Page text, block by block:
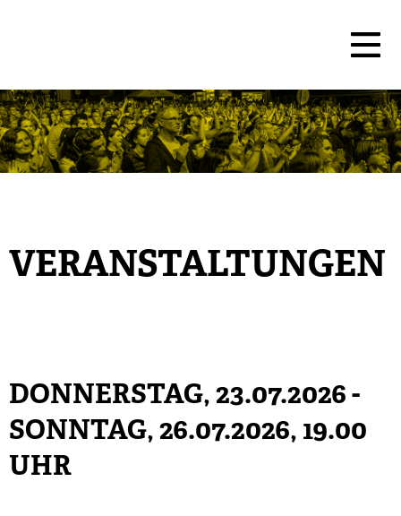
VERANSTALTUNGEN
DONNERSTAG, 23.07.2026-
SONNTAG, 26.07.2026, 19.00
UHR